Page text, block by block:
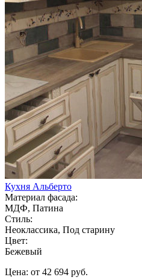
Кухня Альберто
Материал фасада:
МДФ, Патина
Стиль:
Неоклассика, Под старину
Цвет:
Бежевый
Цена: от 42 694 руб.